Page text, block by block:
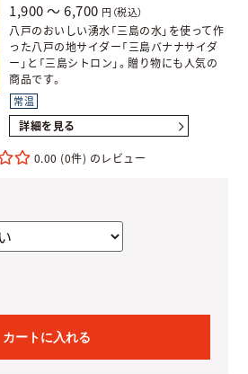
1,900 ～ 6,700 円（税込）
八戸のおいしい湧水「三島の水」を使って作
った八戸の地サイダー「三島バナナサイダ
ー」と「三島シトロン」。贈り物にも人気の
商品です。
常温
詳細を見る
0.00 (0件)
カートに入れる